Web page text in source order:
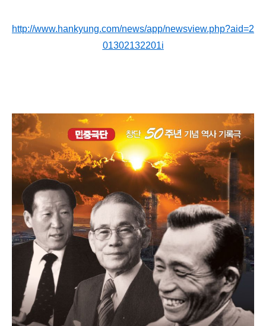
http://www.hankyung.com/news/app/newsview.php?aid=2
01302132201i